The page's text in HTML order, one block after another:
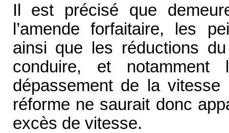
Il est précisé que
l’amende forfaitaire, les
ainsi que les réductions
conduire, et
dépassement de la
réforme ne saurait donc
excès de vitesse.